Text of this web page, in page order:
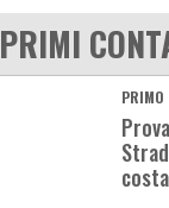
PRIMI
PRIMO